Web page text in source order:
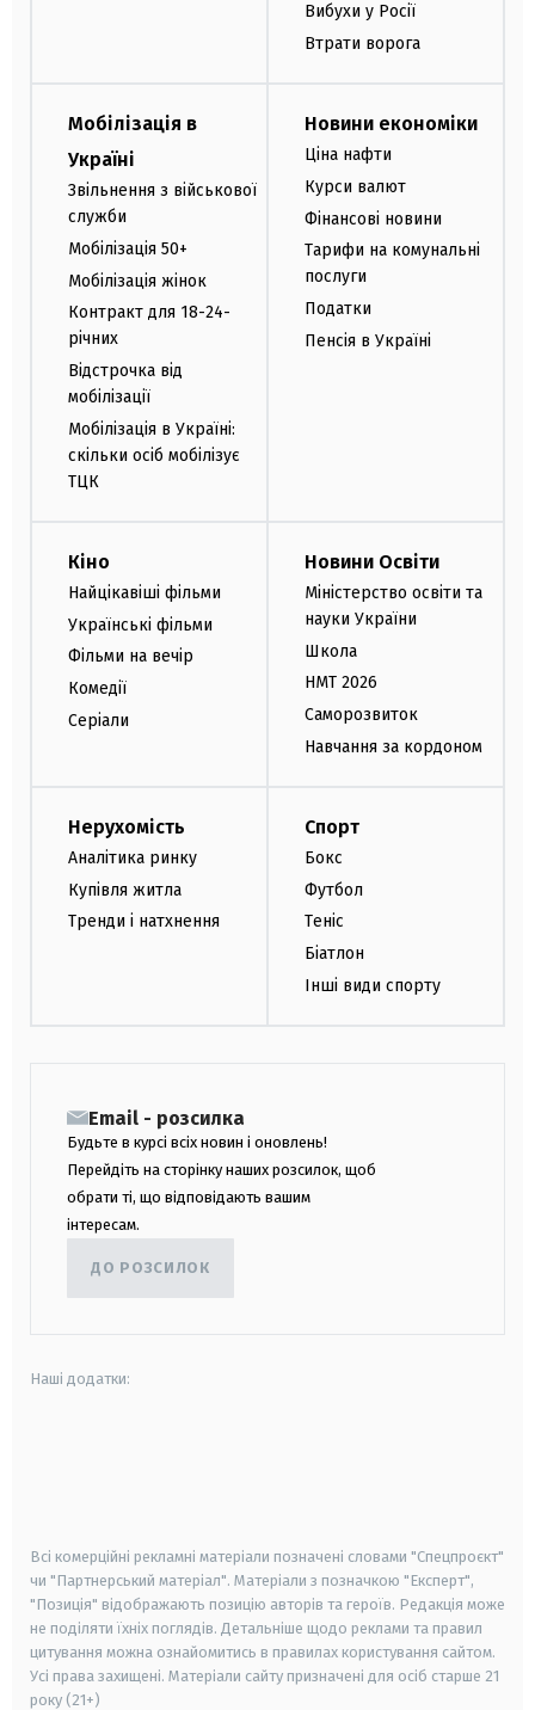
Вибухи у Росії
Втрати ворога
Мобілізація в
Україні
Звільнення з військової
служби
Мобілізація 50+
Мобілізація жінок
Контракт для 18-24-
річних
Відстрочка від
мобілізації
Мобілізація в Україні:
скільки осіб мобілізує
ТЦК
Новини економіки
Ціна нафти
Курси валют
Фінансові новини
Тарифи на комунальні
послуги
Податки
Пенсія в Україні
Кіно
Найцікавіші фільми
Українські фільми
Фільми на вечір
Комедії
Серіали
Новини Освіти
Міністерство освіти та
науки України
Школа
НМТ 2026
Саморозвиток
Навчання за кордоном
Нерухомість
Аналітика ринку
Купівля житла
Тренди і натхнення
Спорт
Бокс
Футбол
Теніс
Біатлон
Інші види спорту
Email - розсилка
Будьте в курсі всіх новин і оновлень!
Перейдіть на сторінку наших розсилок, щоб
обрати ті, що відповідають вашим
інтересам.
ДО РОЗСИЛОК
Наші додатки:
Всі комерційні рекламні матеріали позначені словами "Спецпроєкт"
чи "Партнерський матеріал". Матеріали з позначкою "Експерт",
"Позиція" відображають позицію авторів та героїв. Редакція може
не поділяти їхніх поглядів. Детальніше щодо реклами та правил
цитування можна ознайомитись в правилах користування сайтом.
Усі права захищені. Матеріали сайту призначені для осіб старше 21
року (21+)